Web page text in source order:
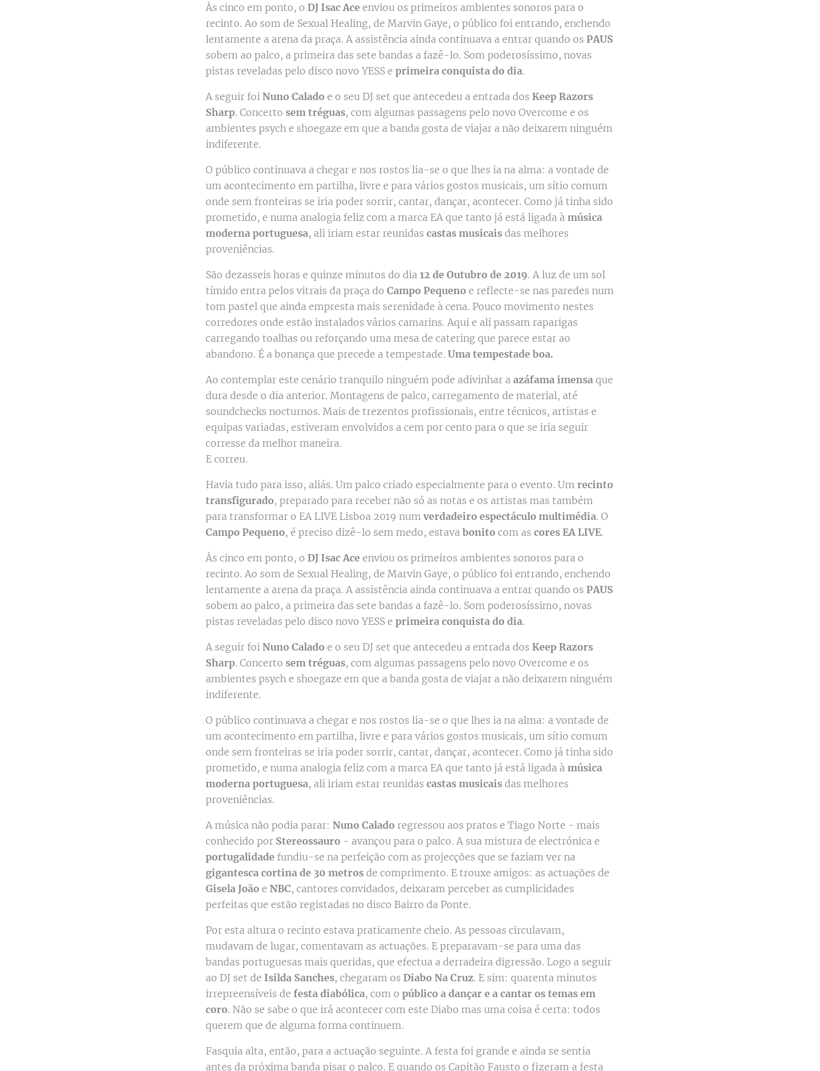
Às cinco em ponto, o DJ Isac Ace enviou os primeiros ambientes sonoros para o
recinto. Ao som de Sexual Healing, de Marvin Gaye, o público foi entrando, enchendo
lentamente a arena da praça. A assistência ainda continuava a entrar quando os PAUS
sobem ao palco, a primeira das sete bandas a fazê-lo. Som poderosíssimo, novas
pistas reveladas pelo disco novo YESS e primeira conquista do dia.
A seguir foi Nuno Calado e o seu DJ set que antecedeu a entrada dos Keep Razors
Sharp. Concerto sem tréguas, com algumas passagens pelo novo Overcome e os
ambientes psych e shoegaze em que a banda gosta de viajar a não deixarem ninguém
indiferente.
O público continuava a chegar e nos rostos lia-se o que lhes ia na alma: a vontade de
um acontecimento em partilha, livre e para vários gostos musicais, um sítio comum
onde sem fronteiras se iria poder sorrir, cantar, dançar, acontecer. Como já tinha sido
prometido, e numa analogia feliz com a marca EA que tanto já está ligada à música
moderna portuguesa, ali iriam estar reunidas castas musicais das melhores
proveniências.
São dezasseis horas e quinze minutos do dia 12 de Outubro de 2019. A luz de um sol
tímido entra pelos vitrais da praça do Campo Pequeno e reflecte-se nas paredes num
tom pastel que ainda empresta mais serenidade à cena. Pouco movimento nestes
corredores onde estão instalados vários camarins. Aqui e ali passam raparigas
carregando toalhas ou reforçando uma mesa de catering que parece estar ao
abandono. É a bonança que precede a tempestade. Uma tempestade boa.
Ao contemplar este cenário tranquilo ninguém pode adivinhar a azáfama imensa que
dura desde o dia anterior. Montagens de palco, carregamento de material, até
soundchecks nocturnos. Mais de trezentos profissionais, entre técnicos, artistas e
equipas variadas, estiveram envolvidos a cem por cento para o que se iria seguir
corresse da melhor maneira.
E correu.
Havia tudo para isso, aliás. Um palco criado especialmente para o evento. Um recinto
transfigurado, preparado para receber não só as notas e os artistas mas também
para transformar o EA LIVE Lisboa 2019 num verdadeiro espectáculo multimédia. O
Campo Pequeno, é preciso dizê-lo sem medo, estava bonito com as cores EA LIVE.
Às cinco em ponto, o DJ Isac Ace enviou os primeiros ambientes sonoros para o
recinto. Ao som de Sexual Healing, de Marvin Gaye, o público foi entrando, enchendo
lentamente a arena da praça. A assistência ainda continuava a entrar quando os PAUS
sobem ao palco, a primeira das sete bandas a fazê-lo. Som poderosíssimo, novas
pistas reveladas pelo disco novo YESS e primeira conquista do dia.
A seguir foi Nuno Calado e o seu DJ set que antecedeu a entrada dos Keep Razors
Sharp. Concerto sem tréguas, com algumas passagens pelo novo Overcome e os
ambientes psych e shoegaze em que a banda gosta de viajar a não deixarem ninguém
indiferente.
O público continuava a chegar e nos rostos lia-se o que lhes ia na alma: a vontade de
um acontecimento em partilha, livre e para vários gostos musicais, um sítio comum
onde sem fronteiras se iria poder sorrir, cantar, dançar, acontecer. Como já tinha sido
prometido, e numa analogia feliz com a marca EA que tanto já está ligada à música
moderna portuguesa, ali iriam estar reunidas castas musicais das melhores
proveniências.
A música não podia parar: Nuno Calado regressou aos pratos e Tiago Norte - mais
conhecido por Stereossauro - avançou para o palco. A sua mistura de electrónica e
portugalidade fundiu-se na perfeição com as projecções que se faziam ver na
gigantesca cortina de 30 metros de comprimento. E trouxe amigos: as actuações de
Gisela João e NBC, cantores convidados, deixaram perceber as cumplicidades
perfeitas que estão registadas no disco Bairro da Ponte.
Por esta altura o recinto estava praticamente cheio. As pessoas circulavam,
mudavam de lugar, comentavam as actuações. E preparavam-se para uma das
bandas portuguesas mais queridas, que efectua a derradeira digressão. Logo a seguir
ao DJ set de Isilda Sanches, chegaram os Diabo Na Cruz. E sim: quarenta minutos
irrepreensíveis de festa diabólica, com o público a dançar e a cantar os temas em
coro. Não se sabe o que irá acontecer com este Diabo mas uma coisa é certa: todos
querem que de alguma forma continuem.
Fasquia alta, então, para a actuação seguinte. A festa foi grande e ainda se sentia
antes da próxima banda pisar o palco. E quando os Capitão Fausto o fizeram a festa